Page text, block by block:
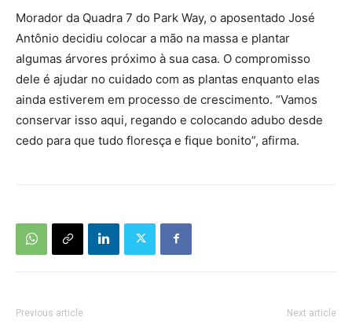
Morador da Quadra 7 do Park Way, o aposentado José
Antônio decidiu colocar a mão na massa e plantar
algumas árvores próximo à sua casa. O compromisso
dele é ajudar no cuidado com as plantas enquanto elas
ainda estiverem em processo de crescimento. “Vamos
conservar isso aqui, regando e colocando adubo desde
cedo para que tudo floresça e fique bonito”, afirma.
Previous article Next article